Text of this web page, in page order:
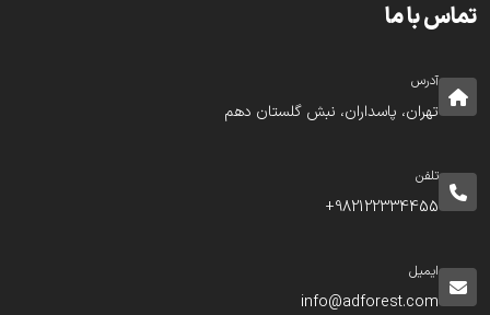
تماس با ما
آدرس
تهران، پاسداران، نبش گلستان دهم
تلفن
982122334455+
ایمیل
info@adforest.com